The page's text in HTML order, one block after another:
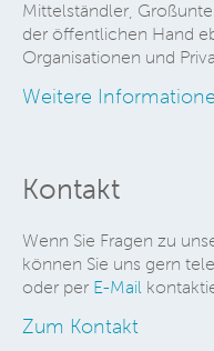
Mittelständler,
der öffentlichen Hand
Organisationen und
Weitere
Kontakt
Wenn Sie Fragen zu
können Sie uns gern
oder per E-Mail
Zum Kontakt